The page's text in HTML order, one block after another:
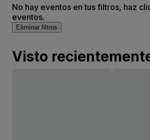
No hay eventos en tus filtros, haz
eventos.
Eliminar filtros
Visto